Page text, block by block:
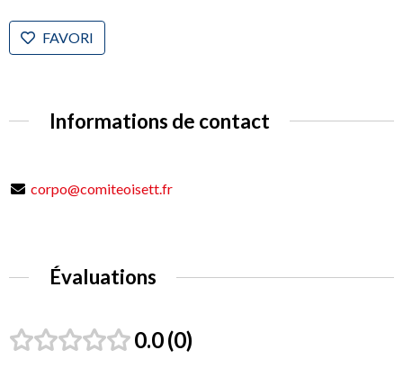
FAVORI
Informations de contact
corpo@comiteoisett.fr
Évaluations
0.0 0